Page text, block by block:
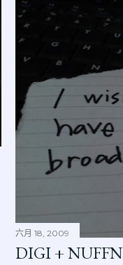
六月 18, 2009
DIGI +